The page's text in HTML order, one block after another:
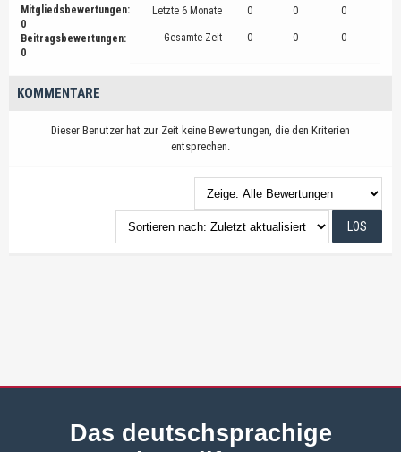
Mitgliedsbewertungen:
0
Beitragsbewertungen:
0
Letzte 6 Monate 0 0 0
Gesamte Zeit 0 0 0
KOMMENTARE
Dieser Benutzer hat zur Zeit keine Bewertungen, die den Kriterien
entsprechen.
Das deutschsprachige